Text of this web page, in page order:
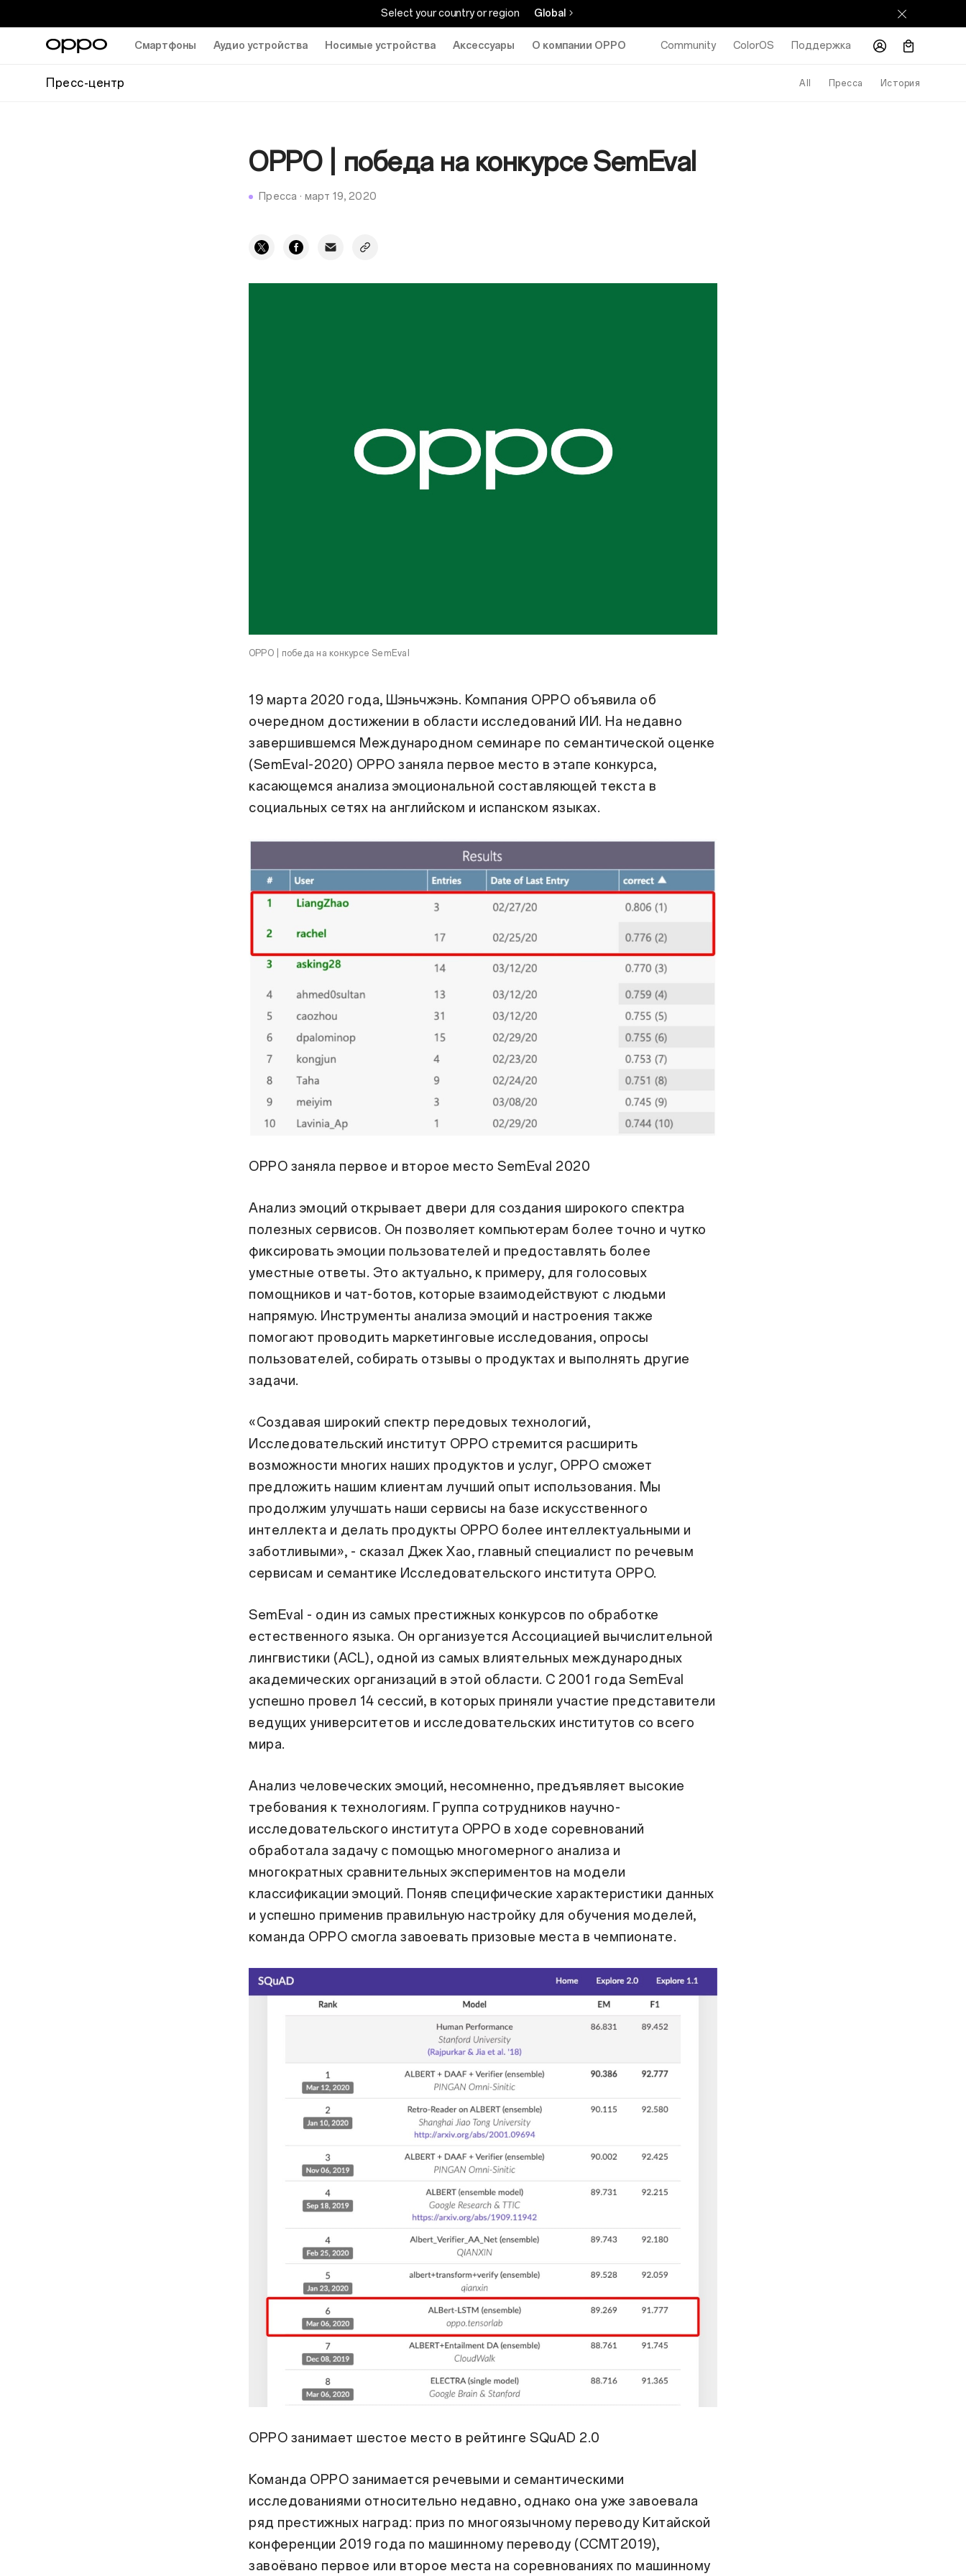
Select your country or region Global
Смартфоны Аудио устройства Носимые устройства Аксессуары О компании OPPO
Где Купить Community ColorOS Поддержка
Пресс-центр All Пресса История
OPPO | победа на конкурсе SemEval
Пресса · март 19, 2020
OPPO | победа на конкурсе SemEval
19 марта 2020 года, Шэньчжэнь. Компания OPPO объявила об
очередном достижении в области исследований ИИ. На недавно
завершившемся Международном семинаре по семантической оценке
(SemEval-2020) OPPO заняла первое место в этапе конкурса,
касающемся анализа эмоциональной составляющей текста в
социальных сетях на английском и испанском языках.
OPPO заняла первое и второе место SemEval 2020
Анализ эмоций открывает двери для создания широкого спектра
полезных сервисов. Он позволяет компьютерам более точно и чутко
фиксировать эмоции пользователей и предоставлять более
уместные ответы. Это актуально, к примеру, для голосовых
помощников и чат-ботов, которые взаимодействуют с людьми
напрямую. Инструменты анализа эмоций и настроения также
помогают проводить маркетинговые исследования, опросы
пользователей, собирать отзывы о продуктах и выполнять другие
задачи.
«Создавая широкий спектр передовых технологий,
Исследовательский институт OPPO стремится расширить
возможности многих наших продуктов и услуг, OPPO сможет
предложить нашим клиентам лучший опыт использования. Мы
продолжим улучшать наши сервисы на базе искусственного
интеллекта и делать продукты OPPO более интеллектуальными и
заботливыми», - сказал Джек Хао, главный специалист по речевым
сервисам и семантике Исследовательского института OPPO.
SemEval - один из самых престижных конкурсов по обработке
естественного языка. Он организуется Ассоциацией вычислительной
лингвистики (ACL), одной из самых влиятельных международных
академических организаций в этой области. С 2001 года SemEval
успешно провел 14 сессий, в которых приняли участие представители
ведущих университетов и исследовательских институтов со всего
мира.
Анализ человеческих эмоций, несомненно, предъявляет высокие
требования к технологиям. Группа сотрудников научно-
исследовательского института OPPO в ходе соревнований
обработала задачу с помощью многомерного анализа и
многократных сравнительных экспериментов на модели
классификации эмоций. Поняв специфические характеристики данных
и успешно применив правильную настройку для обучения моделей,
команда OPPO смогла завоевать призовые места в чемпионате.
OPPO занимает шестое место в рейтинге SQuAD 2.0
Команда OPPO занимается речевыми и семантическими
исследованиями относительно недавно, однако она уже завоевала
ряд престижных наград: приз по многоязычному переводу Китайской
конференции 2019 года по машинному переводу (CCMT2019),
завоёвано первое или второе места на соревнованиях по машинному